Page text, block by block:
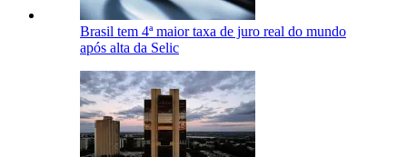
Brasil tem 4ª maior taxa de juro real do mundo
após alta da Selic